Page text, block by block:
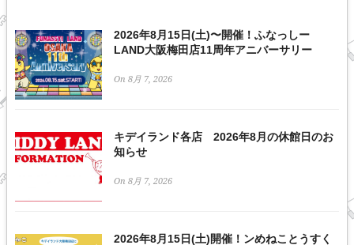
2026年8月15日(土)〜開催！ふなっしー
LAND大阪梅田店11周年アニバーサリー
On 8月 7, 2026
キデイランド各店 2026年8月の休館日のお
知らせ
On 8月 7, 2026
2026年8月15日(土)開催！ンめねことうすく